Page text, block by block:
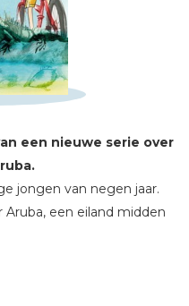
een nieuwe serie over
jongen van negen jaar.
een eiland midden